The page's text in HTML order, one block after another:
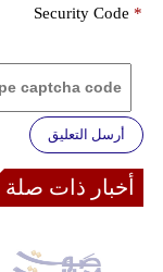
Security Code *
أرسل التعليق
أخبار ذات صلة